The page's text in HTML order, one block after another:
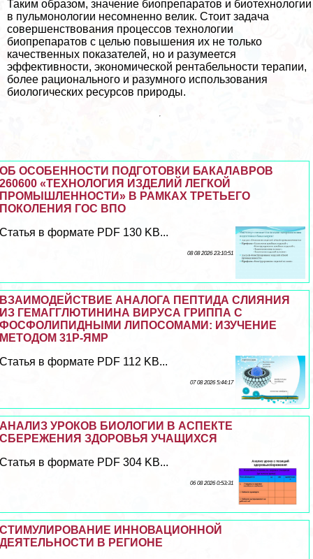
Таким образом, значение биопрепаратов и биотехнологии
в пульмонологии несомненно велик. Стоит задача
совершенствования процессов технологии
биопрепаратов с целью повышения их не только
качественных показателей, но и разумеется
эффективности, экономической рентабельности терапии,
более рационального и разумного использования
биологических ресурсов природы.
ОБ ОСОБЕННОСТИ ПОДГОТОВКИ БАКАЛАВРОВ
260600 «ТЕХНОЛОГИЯ ИЗДЕЛИЙ ЛЕГКОЙ
ПРОМЫШЛЕННОСТИ» В РАМКАХ ТРЕТЬЕГО
ПОКОЛЕНИЯ ГОС ВПО
Статья в формате PDF 130 KB...
08 08 2026 23:10:51
ВЗАИМОДЕЙСТВИЕ АНАЛОГА ПЕПТИДА СЛИЯНИЯ
ИЗ ГЕМАГГЛЮТИНИНА ВИРУСА ГРИППА С
ФОСФОЛИПИДНЫМИ ЛИПОСОМАМИ: ИЗУЧЕНИЕ
МЕТОДОМ 31Р-ЯМР
Статья в формате PDF 112 KB...
07 08 2026 5:44:17
АНАЛИЗ УРОКОВ БИОЛОГИИ В АСПЕКТЕ
СБЕРЕЖЕНИЯ ЗДОРОВЬЯ УЧАЩИХСЯ
Статья в формате PDF 304 KB...
06 08 2026 0:53:31
СТИМУЛИРОВАНИЕ ИННОВАЦИОННОЙ
ДЕЯТЕЛЬНОСТИ В РЕГИОНЕ